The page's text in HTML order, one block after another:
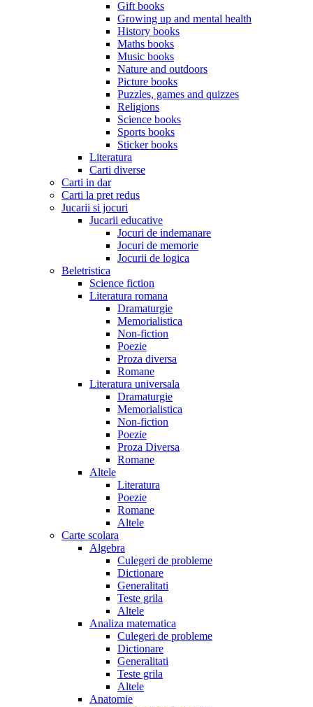
Gift books
Growing up and mental health
History books
Maths books
Music books
Nature and outdoors
Picture books
Puzzles, games and quizzes
Religions
Science books
Sports books
Sticker books
Literatura
Carti diverse
Carti in dar
Carti la pret redus
Jucarii si jocuri
Jucarii educative
Jocuri de indemanare
Jocuri de memorie
Jocurii de logica
Beletristica
Science fiction
Literatura romana
Dramaturgie
Memorialistica
Non-fiction
Poezie
Proza diversa
Romane
Literatura universala
Dramaturgie
Memorialistica
Non-fiction
Poezie
Proza Diversa
Romane
Altele
Literatura
Poezie
Romane
Altele
Carte scolara
Algebra
Culegeri de probleme
Dictionare
Generalitati
Teste grila
Altele
Analiza matematica
Culegeri de probleme
Dictionare
Generalitati
Teste grila
Altele
Anatomie